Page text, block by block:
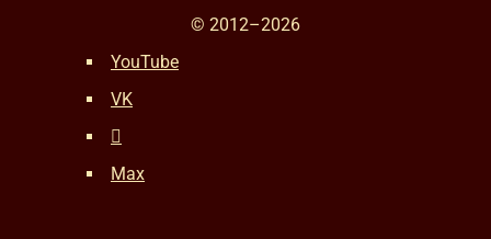
© 2012–2026
YouTube
VK
Max